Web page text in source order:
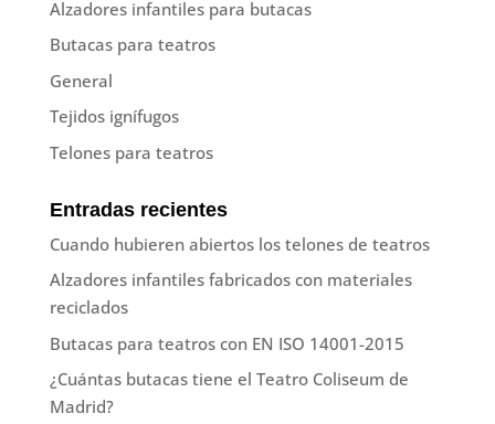
Alzadores infantiles para butacas
Butacas para teatros
General
Tejidos ignífugos
Telones para teatros
Entradas recientes
Cuando hubieren abiertos los telones de teatros
Alzadores infantiles fabricados con materiales
reciclados
Butacas para teatros con EN ISO 14001-2015
¿Cuántas butacas tiene el Teatro Coliseum de
Madrid?